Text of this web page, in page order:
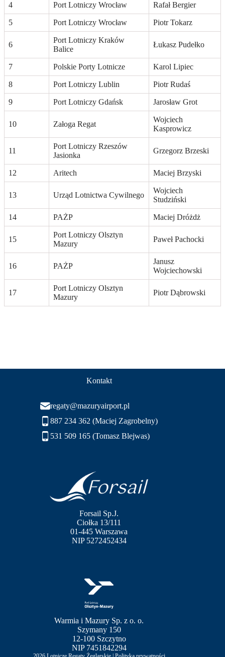
4 Port Lotniczy Wrocław Rafał Bergier
5 Port Lotniczy Wrocław Piotr Tokarz
6
Port Lotniczy Kraków
Balice
Łukasz Pudełko
7 Polskie Porty Lotnicze Karol Lipiec
8 Port Lotniczy Lublin Piotr Rudaś
9 Port Lotniczy Gdańsk Jarosław Grot
10 Załoga Regat
Wojciech
Kasprowicz
11
Port Lotniczy Rzeszów
Jasionka
Grzegorz Brzeski
12 Aritech Maciej Brzyski
13 Urząd Lotnictwa Cywilnego
Wojciech
Studziński
14 PAŻP Maciej Dróżdż
15
Port Lotniczy Olsztyn
Mazury
Paweł Pachocki
16 PAŻP
Janusz
Wojciechowski
17
Port Lotniczy Olsztyn
Mazury
Piotr Dąbrowski
Kontakt
regaty@mazuryairport.pl
887 234 362 (Maciej Zagrobelny)
531 509 165 (Tomasz Blejwas)
Forsail Sp.J.
Ciołka 13/111
01-445 Warszawa
NIP 5272452434
Warmia i Mazury Sp. z o. o.
Szymany 150
12-100 Szczytno
NIP 7451842294